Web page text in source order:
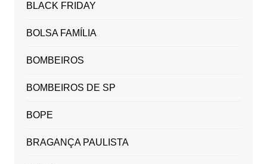
BLACK FRIDAY
BOLSA FAMÍLIA
BOMBEIROS
BOMBEIROS DE SP
BOPE
BRAGANÇA PAULISTA